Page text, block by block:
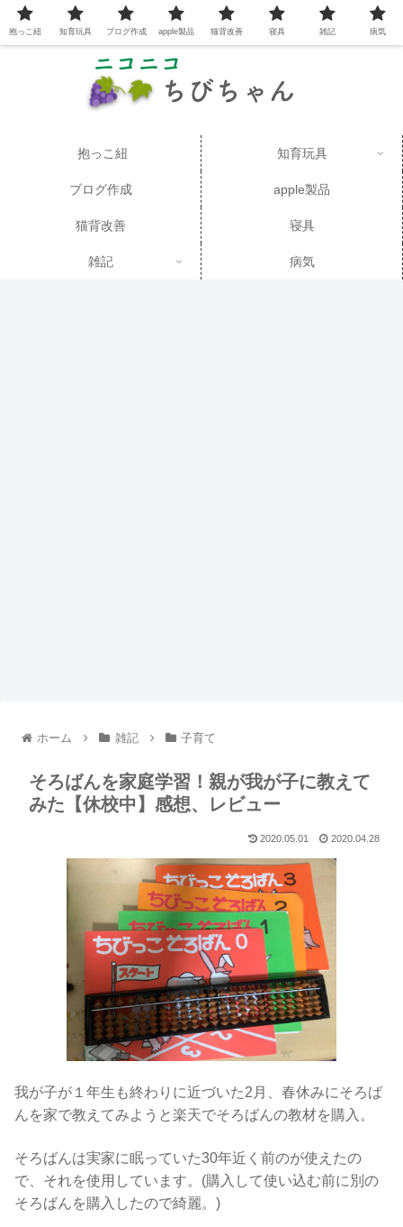
抱っこ紐 知育玩具
ブログ作成 apple製品
猫背改善 寝具
雑記 病気
ホーム 雑記 子育て
そろばんを家庭学習！親が我が子に教えて
みた【休校中】感想、レビュー
2020.05.01 2020.04.28
我が子が１年生も終わりに近づいた2月、春休みにそろば
んを家で教えてみようと楽天でそろばんの教材を購入。
そろばんは実家に眠っていた30年近く前のが使えたの
で、それを使用しています。(購入して使い込む前に別の
そろばんを購入したので綺麗。)
抱っこ紐 知育玩具 ブログ作成 apple製品 猫背改善 寝具 雑記 病気